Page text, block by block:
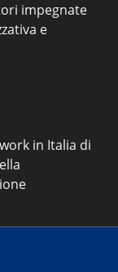
impegnate
e
in Italia di